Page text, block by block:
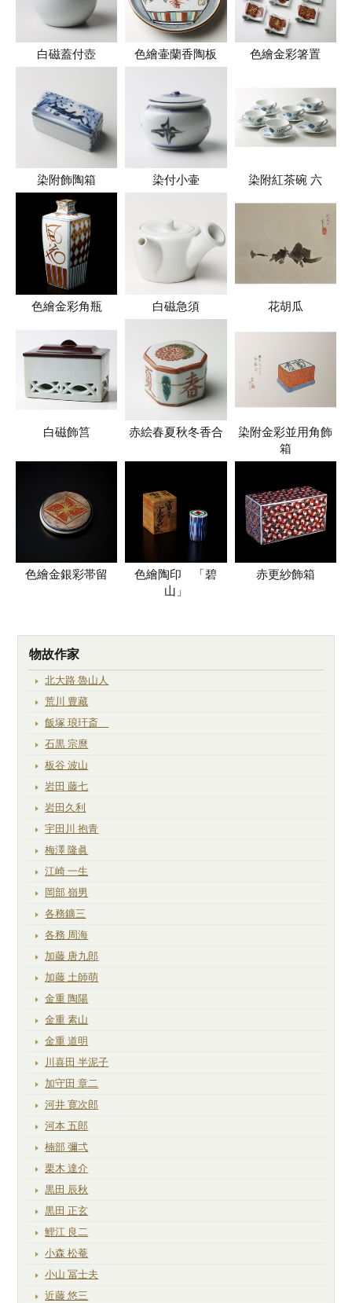
白磁蓋付壺 色繪壷蘭香陶板 色繪金彩箸置
染附飾陶箱 染付小壷 染附紅茶碗 六
色繪金彩角瓶 白磁急須 花胡瓜
白磁飾筥 赤絵春夏秋冬香合
染附金彩並用角飾
箱
色繪金銀彩帯留
色繪陶印 「碧
山」
赤更紗飾箱
物故作家
北大路 魯山人
荒川 豊藏
飯塚 琅玕斎
石黒 宗麿
板谷 波山
岩田 藤七
岩田久利
宇田川 抱青
梅澤 隆眞
江崎 一生
岡部 嶺男
各務鑛三
各務 周海
加藤 唐九郎
加藤 土師萌
金重 陶陽
金重 素山
金重 道明
川喜田 半泥子
加守田 章二
河井 寛次郎
河本 五郎
楠部 彌弌
栗木 達介
黒田 辰秋
黒田 正玄
鯉江 良二
小森 松菴
小山 冨士夫
近藤 悠三